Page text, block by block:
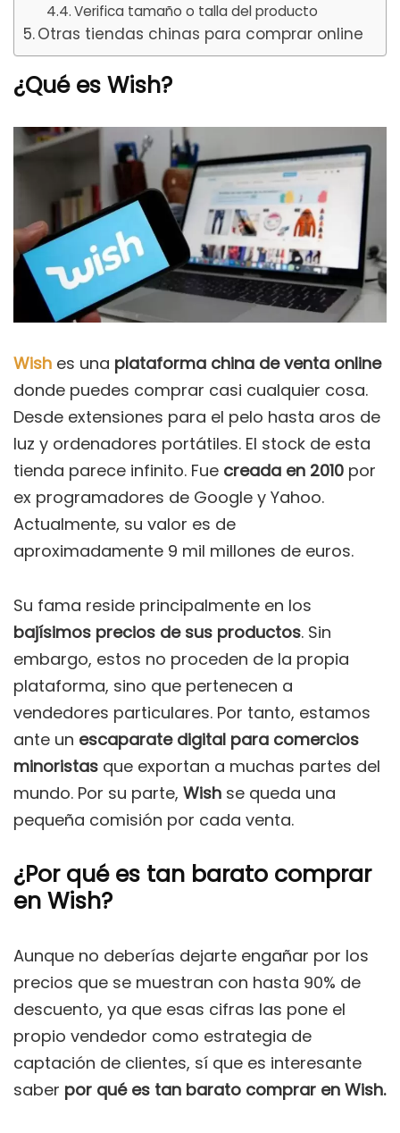
Verifica tamaño o talla del producto
Otras tiendas chinas para comprar online
¿Qué es Wish?
Wish es una plataforma china de venta online
donde puedes comprar casi cualquier cosa.
Desde extensiones para el pelo hasta aros de
luz y ordenadores portátiles. El stock de esta
tienda parece infinito. Fue creada en 2010 por
ex programadores de Google y Yahoo.
Actualmente, su valor es de
aproximadamente 9 mil millones de euros.
Su fama reside principalmente en los
bajísimos precios de sus productos. Sin
embargo, estos no proceden de la propia
plataforma, sino que pertenecen a
vendedores particulares. Por tanto, estamos
ante un escaparate digital para comercios
minoristas que exportan a muchas partes del
mundo. Por su parte, Wish se queda una
pequeña comisión por cada venta.
¿Por qué es tan barato comprar
en Wish?
Aunque no deberías dejarte engañar por los
precios que se muestran con hasta 90% de
descuento, ya que esas cifras las pone el
propio vendedor como estrategia de
captación de clientes, sí que es interesante
saber por qué es tan barato comprar en Wish.